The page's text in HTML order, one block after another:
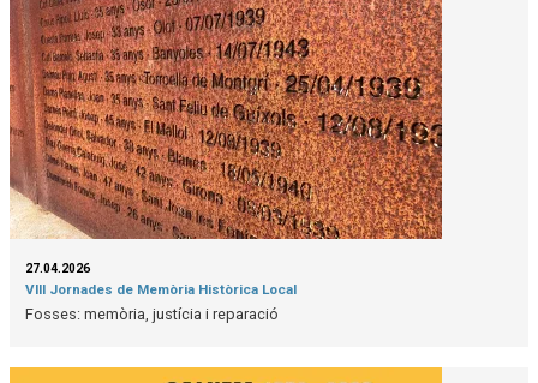
27.04.2026
VIII Jornades de Memòria Històrica Local
Fosses: memòria, justícia i reparació